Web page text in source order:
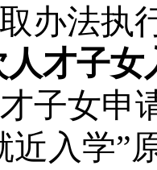
办法执
人才子女
子女申
近入学”